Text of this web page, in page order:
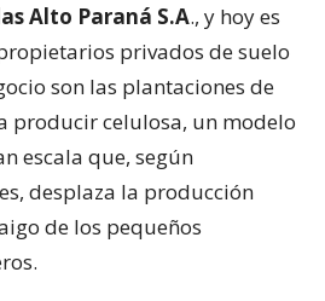
Alto Paraná S.A., y hoy es
privados de suelo
son las plantaciones de
producir celulosa, un modelo
escala que, según
desplaza la producción
de los pequeños